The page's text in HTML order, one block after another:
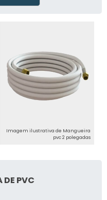
Imagem ilustrativa de Mangueira
pvc 2 polegadas
DE PVC